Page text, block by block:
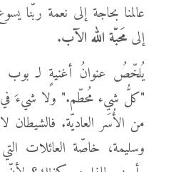
عالمنا بحاجة إلى نعمة ربّنا
إلى مَحبّة الله الآب.
يُلخّصُ عنوانُ أغنيةٍ لـ بوب
"كلُّ شيء مُحطّم." ولا شيءَ في
من الأُسَر العاديّة. فالشيطان
وسليمة، خاصّة العائلات